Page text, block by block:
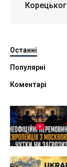
Останні
Популярні
Коментарі